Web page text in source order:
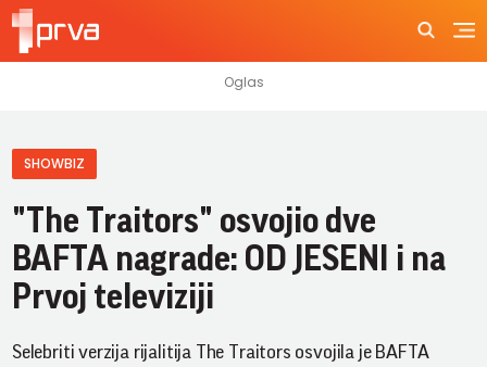
SHOWBIZ
"The Traitors" osvojio dve
BAFTA nagrade: OD JESENI i na
Prvoj televiziji
Selebriti verzija rijalitija The Traitors osvojila je BAFTA